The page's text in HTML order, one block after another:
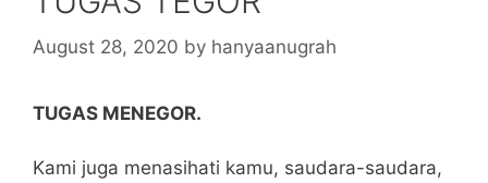
August 28, 2020 by hanyaanugrah
TUGAS MENEGOR.
Kami juga menasihati kamu, saudara-saudara,